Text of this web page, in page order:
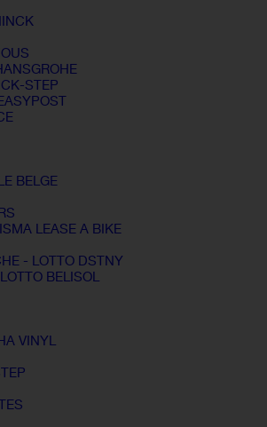
STEP
BELGE
LEASE A BIKE
- LOTTO DSTNY
BELISOL
VINYL